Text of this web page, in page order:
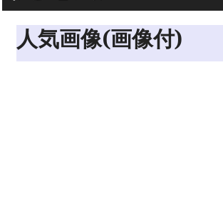
人気画像(画像付)